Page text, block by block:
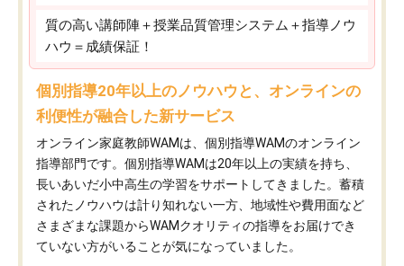
質の高い講師陣＋授業品質管理システム＋指導ノウ
ハウ＝成績保証！
個別指導20年以上のノウハウと、オンラインの
利便性が融合した新サービス
オンライン家庭教師WAMは、個別指導WAMのオンライン
指導部門です。個別指導WAMは20年以上の実績を持ち、
長いあいだ小中高生の学習をサポートしてきました。蓄積
されたノウハウは計り知れない一方、地域性や費用面など
さまざまな課題からWAMクオリティの指導をお届けでき
ていない方がいることが気になっていました。